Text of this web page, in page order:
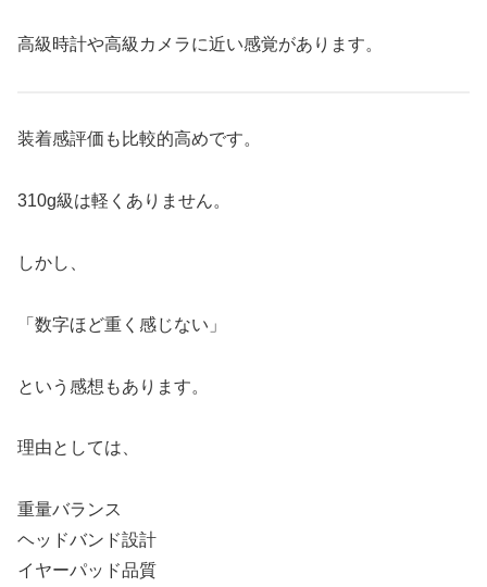
高級時計や高級カメラに近い感覚があります。
装着感評価も比較的高めです。
310g級は軽くありません。
しかし、
「数字ほど重く感じない」
という感想もあります。
理由としては、
重量バランス
ヘッドバンド設計
イヤーパッド品質